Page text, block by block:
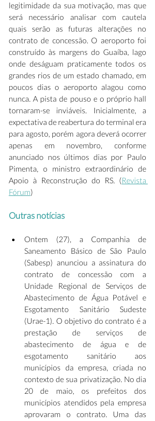
legitimidade da sua motivação, mas que
será necessário analisar com cautela
quais serão as futuras alterações no
contrato de concessão. O aeroporto foi
construído às margens do Guaíba, lago
onde deságuam praticamente todos os
grandes rios de um estado chamado, em
poucos dias o aeroporto alagou como
nunca. A pista de pouso e o próprio hall
tornaram-se inviáveis. Inicialmente, a
expectativa de reabertura do terminal era
para agosto, porém agora deverá ocorrer
apenas em novembro, conforme
anunciado nos últimos dias por Paulo
Pimenta, o ministro extraordinário de
Apoio à Reconstrução do RS. (Revista
Fórum)
Outras notícias
Ontem (27), a Companhia de
Saneamento Básico de São Paulo
(Sabesp) anunciou a assinatura do
contrato de concessão com a
Unidade Regional de Serviços de
Abastecimento de Água Potável e
Esgotamento Sanitário Sudeste
(Urae-1). O objetivo do contrato é a
prestação de serviços de
abastecimento de água e de
esgotamento sanitário aos
municípios da empresa, criada no
contexto de sua privatização. No dia
20 de maio, os prefeitos dos
municípios atendidos pela empresa
aprovaram o contrato. Uma das